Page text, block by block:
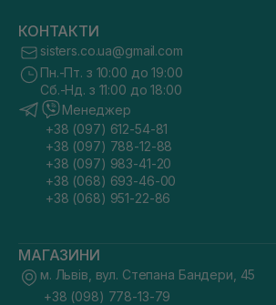
КОНТАКТИ
sisters.co.ua@gmail.com
Пн.-Пт. з 10:00 до 19:00
Сб.-Нд. з 11:00 до 18:00
Менеджер
+38 (097) 612-54-81
+38 (097) 788-12-88
+38 (097) 983-41-20
+38 (068) 693-46-00
+38 (068) 951-22-86
МАГАЗИНИ
м. Львів, вул. Степана Бандери, 45
+38 (098) 778-13-79